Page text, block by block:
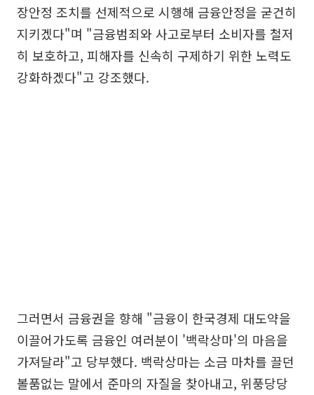
장안정 조치를 선제적으로 시행해 금융안정을 굳건히
지키겠다"며 "금융범죄와 사고로부터 소비자를 철저
히 보호하고, 피해자를 신속히 구제하기 위한 노력도
강화하겠다"고 강조했다.
그러면서 금융권을 향해 "금융이 한국경제 대도약을
이끌어가도록 금융인 여러분이 '백락상마'의 마음을
가져달라"고 당부했다. 백락상마는 소금 마차를 끌던
볼품없는 말에서 준마의 자질을 찾아내고, 위풍당당